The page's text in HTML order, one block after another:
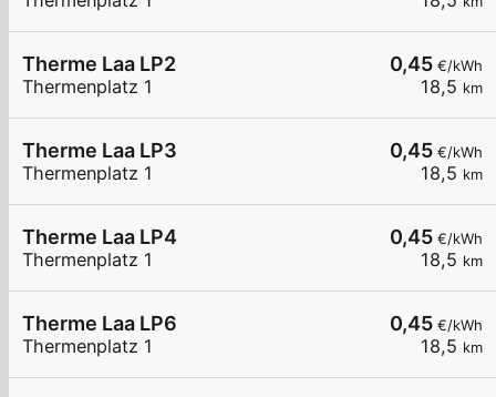
0,45 €/kWh
18,5 km
Therme Laa LP2
Thermenplatz 1
0,45 €/kWh
18,5 km
Therme Laa LP3
Thermenplatz 1
0,45 €/kWh
18,5 km
Therme Laa LP4
Thermenplatz 1
0,45 €/kWh
18,5 km
Therme Laa LP6
Thermenplatz 1